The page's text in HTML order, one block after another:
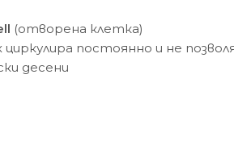
(отворена клетка)
циркулира постоянно и не
десени